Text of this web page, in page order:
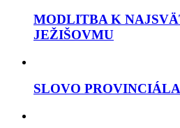
MODLITBA K
JEŽIŠOVMU
SLOVO PROVINCIÁLA